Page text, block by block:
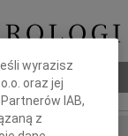
wyrazisz
oraz jej
IAB,
z